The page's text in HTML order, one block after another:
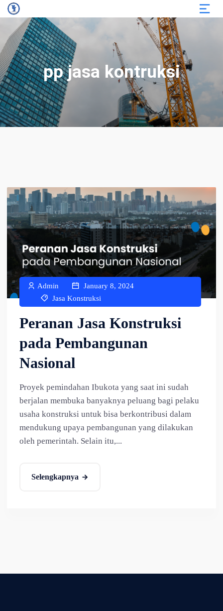
pp jasa kontruksi
Admin
January 8, 2024
Jasa Konstruksi
Peranan Jasa Konstruksi
pada Pembangunan
Nasional
Proyek pemindahan Ibukota yang saat ini sudah
berjalan membuka banyaknya peluang bagi pelaku
usaha konstruksi untuk bisa berkontribusi dalam
mendukung upaya pembangunan yang dilakukan
oleh pemerintah. Selain itu,...
Selengkapnya